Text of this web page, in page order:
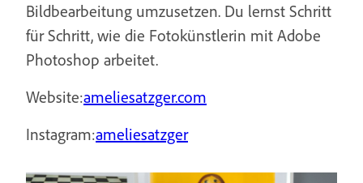
Bildbearbeitung umzusetzen. Du lernst Schritt
für Schritt, wie die Fotokünstlerin mit Adobe
Photoshop arbeitet.
Website:ameliesatzger.com
Instagram:ameliesatzger